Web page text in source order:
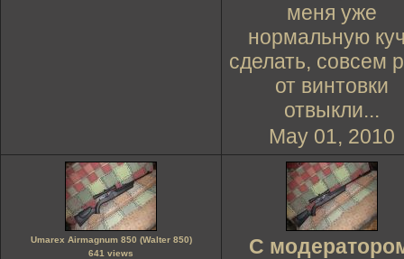
меня уже
нормальную
сделать, совсем
от винтовки
отвыкли...
May 01, 2010
Umarex Airmagnum 850 (Walter 850)
641 views
С